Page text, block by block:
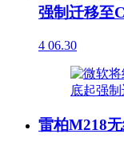
强制迁移至
4 06.30
雷柏M218